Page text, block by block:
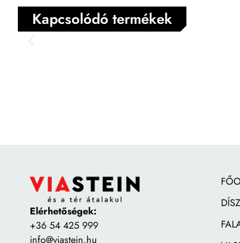
Kapcsolódó termékek
Elérhetőségek:
+36 54 425 999
info@viastein.hu